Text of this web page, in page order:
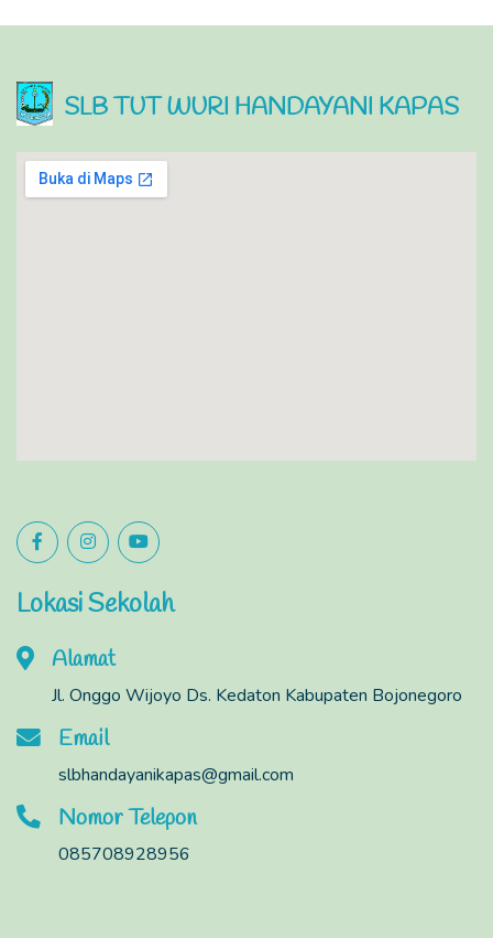
SLB TUT WURI HANDAYANI KAPAS
Lokasi Sekolah
Alamat
Jl. Onggo Wijoyo Ds. Kedaton Kabupaten Bojonegoro
Email
slbhandayanikapas@gmail.com
Nomor Telepon
085708928956